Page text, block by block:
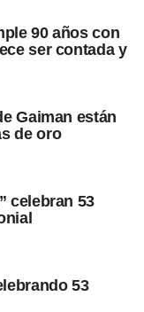
90 años con
ser contada y
Gaiman están
de oro
celebran 53
53